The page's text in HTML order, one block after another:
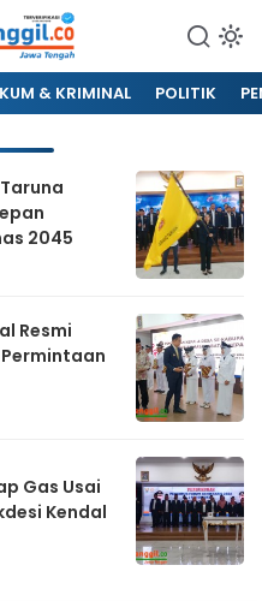
& KRIMINAL POLITIK
2045
Resmi
Gas Usai
Kendal